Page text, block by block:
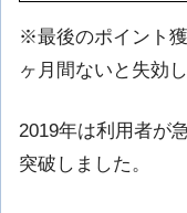
※最後のポイント
ヶ月間ないと失効し
2019年は利用者が
突破しました。